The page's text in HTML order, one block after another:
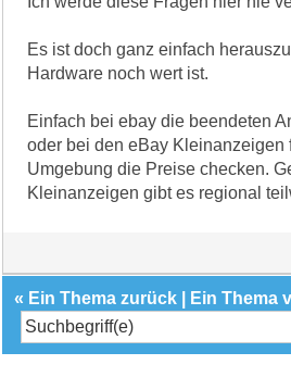
Es ist doch ganz einfach
Hardware noch wert ist.
Einfach bei ebay die beendeten
oder bei den eBay Kleinanzeigen
Umgebung die Preise checken.
Kleinanzeigen gibt es regional
« Ein Thema zurück Ein Thema